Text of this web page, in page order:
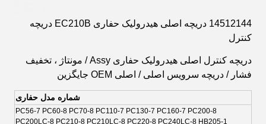
14512144 دریچه اصلی هیدرولیک حفاری EC210B دریچه
کنترل
دریچه کنترل اصلی هیدرولیک حفاری Assy / مونتاژ ، تخفیف
فشار / دریچه سرویس اصلی / اصلی OEM جایگزین
شماره مدل حفاری
PC56-7 PC60-8 PC70-8 PC110-7 PC130-7 PC160-7 PC200-8
PC200LC-8 PC210-8 PC210LC-8 PC220-8 PC240LC-8 HB205-1